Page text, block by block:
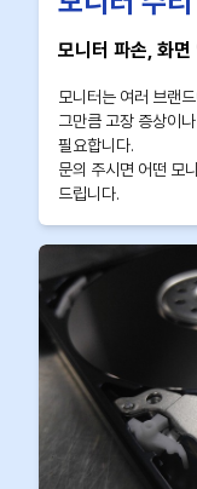
모니터 파손, 화
모니터는 여러 브랜
그만큼 고장 증상이
필요합니다.
문의 주시면 어떤 모
드립니다.